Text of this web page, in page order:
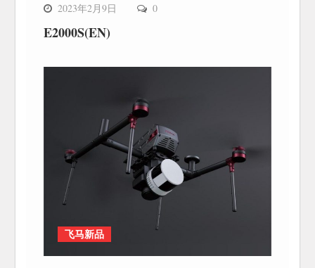
2023年2月9日 0
E2000S(EN)
飞马新品